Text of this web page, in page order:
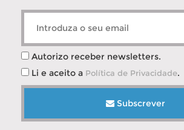
Autorizo receber newsletters.
Li e aceito a Política de Privacidade.
Subscrever